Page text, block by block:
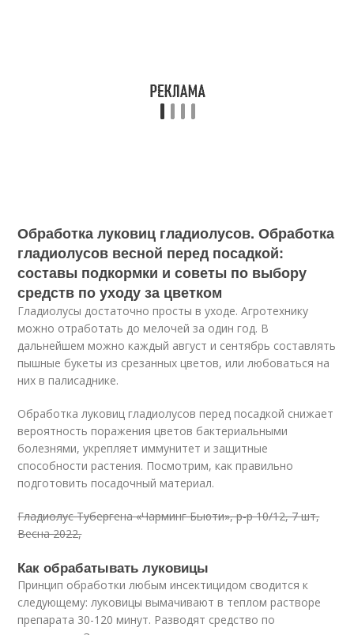
Обработка луковиц гладиолусов. Обработка
гладиолусов весной перед посадкой:
составы подкормки и советы по выбору
средств по уходу за цветком
Гладиолусы достаточно просты в уходе. Агротехнику
можно отработать до мелочей за один год. В
дальнейшем можно каждый август и сентябрь составлять
пышные букеты из срезанных цветов, или любоваться на
них в палисаднике.
Обработка луковиц гладиолусов перед посадкой снижает
вероятность поражения цветов бактериальными
болезнями, укрепляет иммунитет и защитные
способности растения. Посмотрим, как правильно
подготовить посадочный материал.
Гладиолус Тубергена «Чарминг Бьюти», р-р 10/12, 7 шт,
Весна 2022,
Как обрабатывать луковицы
Принцип обработки любым инсектицидом сводится к
следующему: луковицы вымачивают в теплом растворе
препарата 30-120 минут. Разводят средство по